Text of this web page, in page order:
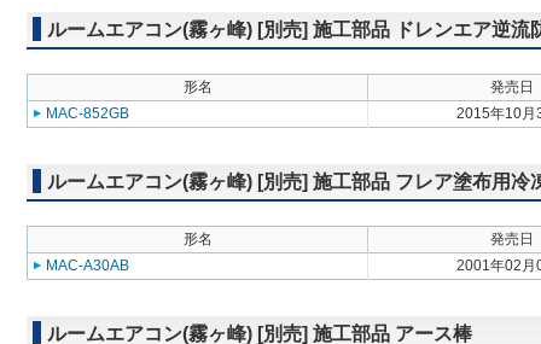
ルームエアコン(霧ヶ峰) [別売] 施工部品 ドレンエア逆流
形名
発売日
MAC-852GB
2015年10月
ルームエアコン(霧ヶ峰) [別売] 施工部品 フレア塗布用冷
形名
発売日
MAC-A30AB
2001年02月
ルームエアコン(霧ヶ峰) [別売] 施工部品 アース棒